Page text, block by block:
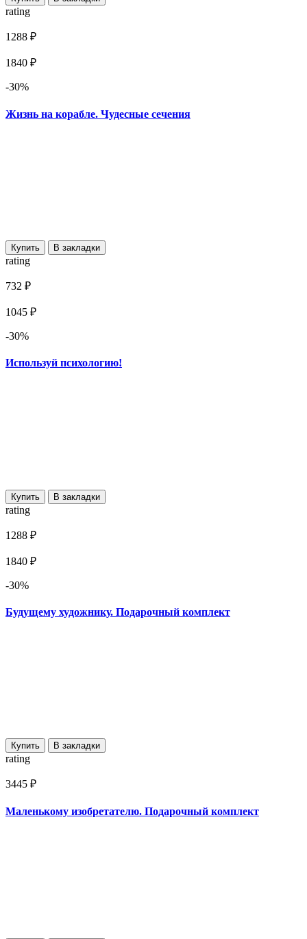
rating
1288 ₽
1840 ₽
-30%
Жизнь на корабле. Чудесные сечения
Купить В закладки
rating
732 ₽
1045 ₽
-30%
Используй психологию!
Купить В закладки
rating
1288 ₽
1840 ₽
-30%
Будущему художнику. Подарочный комплект
Купить В закладки
rating
3445 ₽
Маленькому изобретателю. Подарочный комплект